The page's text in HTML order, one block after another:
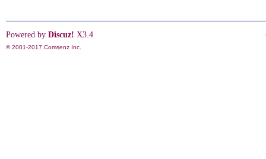
Powered by Discuz! X3.4
© 2001-2017 Comsenz Inc.